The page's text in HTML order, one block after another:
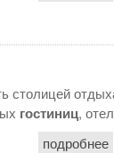
столицей
гостиниц,
подробнее